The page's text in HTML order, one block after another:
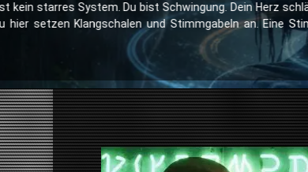
kein starres System. Du bist Schwingung. Dein Herz
hier setzen Klangschalen und Stimmgabeln an. Eine